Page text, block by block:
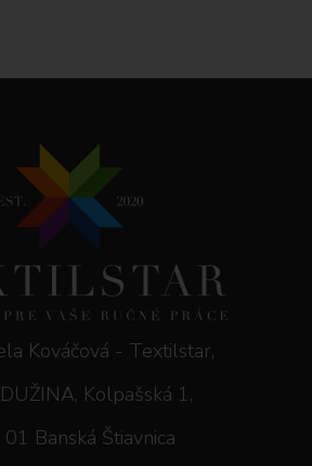
Kováčová - Textilstar,
Kolpašská 1,
Banská Štiavnica